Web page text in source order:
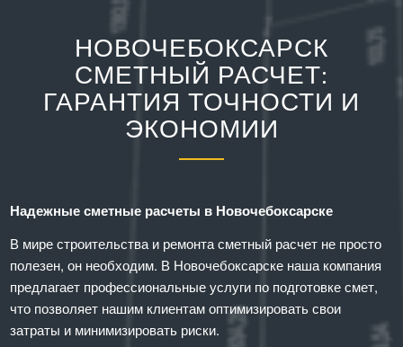
НОВОЧЕБОКСАРСК
СМЕТНЫЙ РАСЧЕТ:
ГАРАНТИЯ ТОЧНОСТИ И
ЭКОНОМИИ
Надежные сметные расчеты в Новочебоксарске
В мире строительства и ремонта сметный расчет не просто
полезен, он необходим. В Новочебоксарске наша компания
предлагает профессиональные услуги по подготовке смет,
что позволяет нашим клиентам оптимизировать свои
затраты и минимизировать риски.